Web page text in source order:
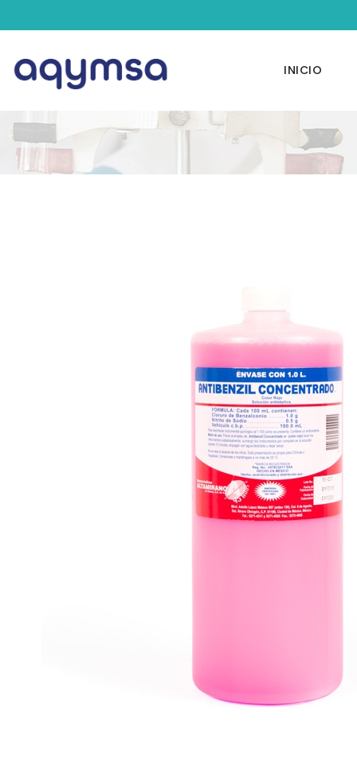
INICIO